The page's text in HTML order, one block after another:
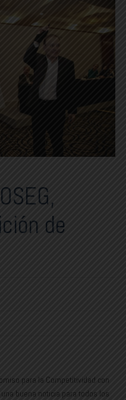
de
para la Competitividad con
buena noticia para todos los